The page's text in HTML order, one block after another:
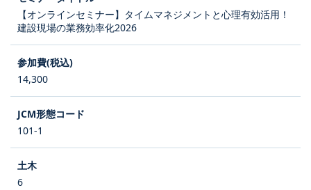
【オンラインセミナー】タイムマネジメントと心理有効活用！
建設現場の業務効率化2026
14,300
101-1
6